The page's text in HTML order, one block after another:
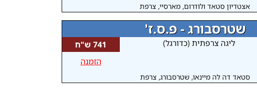
אצטדיון סטאד ולודרום, מארסיי, צרפת
שטרסבורג - פ.ס.ז'
ליגה צרפתית (כדורגל)
741 ש"ח
הזמנה
סטאד דה לה מיינאו, שטרסבורג, צרפת